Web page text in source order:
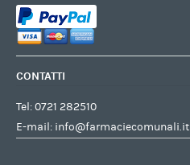
CONTATTI
Tel:0721 282510
E-mail: info@farmaciecomunali.it